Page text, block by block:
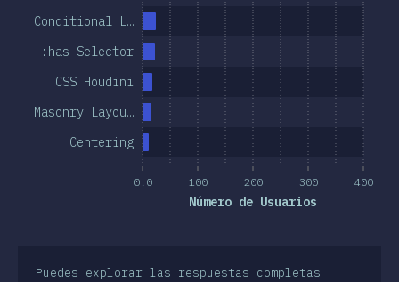
0.0 100 200 300 400
Número de Usuarios
Centering
Masonry Layou…
CSS Houdini
:has Selector
Conditional L…
Puedes explorar las respuestas completas